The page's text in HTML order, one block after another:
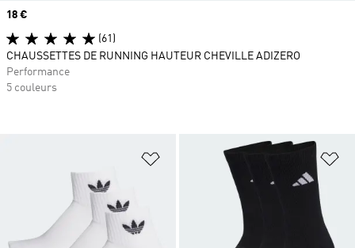
Ajouter à la Liste de produits
Prix
18 €
(61)
CHAUSSETTES DE RUNNING HAUTEUR CHEVILLE ADIZERO
Performance
5 couleurs